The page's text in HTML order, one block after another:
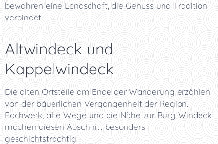
bewahren eine Landschaft, die Genuss und Tradition
verbindet.
Altwindeck und
Kappelwindeck
Die alten Ortsteile am Ende der Wanderung erzählen
von der bäuerlichen Vergangenheit der Region.
Fachwerk, alte Wege und die Nähe zur Burg Windeck
machen diesen Abschnitt besonders
geschichtsträchtig.